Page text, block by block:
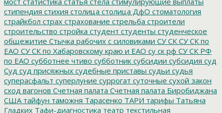
стипендия стихия столица столица ДфО стоматология
страйкбол страх страхование стрельба строители
строительство стройка студент студенты студенческое
общежитие Стычка рабочих с силовиками СУ СК СУ СК по
ЕАО СУ СК по Хабаровскому краю и ЕАО су ск рф СУ СК РФ
по ЕАО субботнее чтиво субботник субсидии субсидия суд
Суд суд присяжных судебные приставы судьи судья
суперасфальт суперлуние суррогат суточные сухой закон
сход вагонов Счетная палата Счетная палата Биробиджана
США тайфун таможня Тарасенко ТАРИ тарифы Татьяна
Гладких Тафи-диагностика театр текстильная